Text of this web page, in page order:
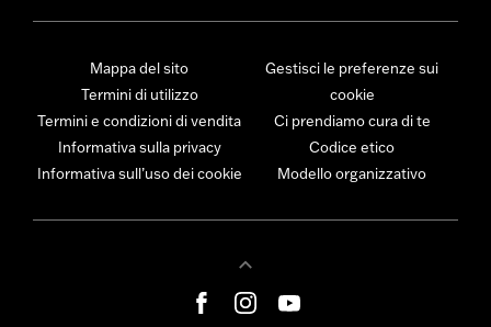
Mappa del sito
Termini di utilizzo
Termini e condizioni di vendita
Informativa sulla privacy
Informativa sull’uso dei cookie
Gestisci le preferenze sui
cookie
Ci prendiamo cura di te
Codice etico
Modello organizzativo